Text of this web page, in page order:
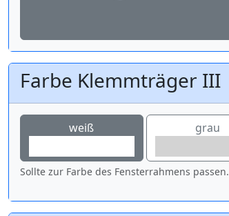
Farbe Klemmträger III
weiß grau
Sollte zur Farbe des Fensterrahmens passen.